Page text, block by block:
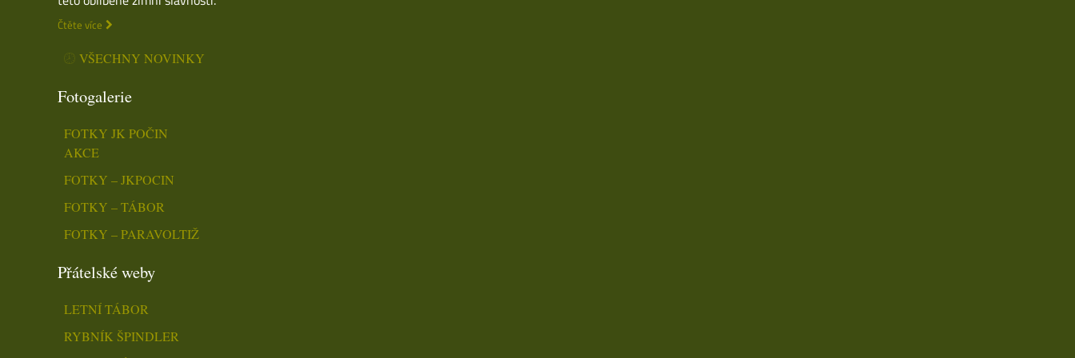
Čtěte více
VŠECHNY NOVINKY
Fotogalerie
FOTKY JK POČIN
AKCE
FOTKY – JKPOCIN
FOTKY – TÁBOR
FOTKY – PARAVOLTIŽ
Přátelské weby
LETNÍ TÁBOR
RYBNÍK ŠPINDLER